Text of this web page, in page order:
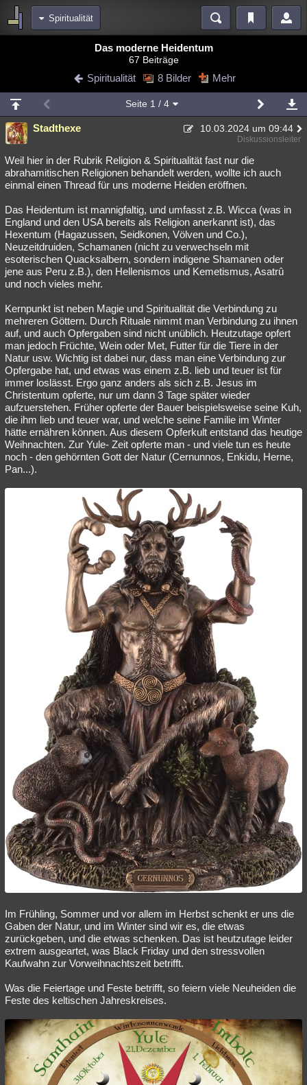
Spiritualität
Blogs
Chat Wiki Neuigkeiten
meine Rubriken
Menschen Wissenschaft Mystery Kriminalfälle
Spiritualität Verschwörungen Technologie Ufologie
Natur Umfragen Unterhaltung
weitere Rubriken
Philosophie Träume Orte Esoterik Literatur
Astronomie Helpdesk Gruppen Gaming Filme
Musik Clash Verbesserungen
Besucht Teilgenommen Alle Neue Geschlossen
Lesenswert Schlüsselwörter
Das moderne Heidentum
67 Beiträge
Spiritualität 8 Bilder Mehr
Seite 1 / 4
Stadthexe 10.03.2024 um 09:44
Diskussionsleiter
Weil hier in der Rubrik Religion & Spiritualität fast nur die
abrahamitischen Religionen behandelt werden, wollte ich auch
einmal einen Thread für uns moderne Heiden eröffnen.
Das Heidentum ist mannigfaltig, und umfasst z.B. Wicca (was in
England und den USA bereits als Religion anerkannt ist), das
Hexentum (Hagazussen, Seidkonen, Völven und Co.),
Neuzeitdruiden, Schamanen (nicht zu verwechseln mit
esoterischen Quacksalbern, sondern indigene Shamanen oder
jene aus Peru z.B.), den Hellenismos und Kemetismus, Asatrû
und noch vieles mehr.
Kernpunkt ist neben Magie und Spiritualität die Verbindung zu
mehreren Göttern. Durch Rituale nimmt man Verbindung zu ihnen
auf, und auch Opfergaben sind nicht unüblich. Heutzutage opfert
man jedoch Früchte, Wein oder Met, Futter für die Tiere in der
Natur usw. Wichtig ist dabei nur, dass man eine Verbindung zur
Opfergabe hat, und etwas was einem z.B. lieb und teuer ist für
immer loslässt. Ergo ganz anders als sich z.B. Jesus im
Christentum opferte, nur um dann 3 Tage später wieder
aufzuerstehen. Früher opferte der Bauer beispielsweise seine Kuh,
die ihm lieb und teuer war, und welche seine Familie im Winter
hätte ernähren können. Aus diesem Opferkult entstand das heutige
Weihnachten. Zur Yule- Zeit opferte man - und viele tun es heute
noch - den gehörnten Gott der Natur (Cernunnos, Enkidu, Herne,
Pan...).
Im Frühling, Sommer und vor allem im Herbst schenkt er uns die
Gaben der Natur, und im Winter sind wir es, die etwas
zurückgeben, und die etwas schenken. Das ist heutzutage leider
extrem ausgeartet, was Black Friday und den stressvollen
Kaufwahn zur Vorweihnachtszeit betrifft.
Was die Feiertage und Feste betrifft, so feiern viele Neuheiden die
Feste des keltischen Jahreskreises.